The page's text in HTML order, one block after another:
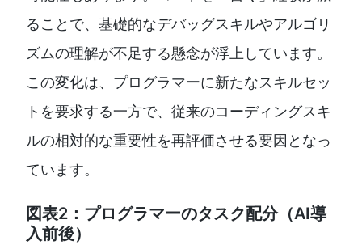
ることで、基礎的なデバッグスキルやアルゴリ
ズムの理解が不足する懸念が浮上しています。
この変化は、プログラマーに新たなスキルセッ
トを要求する一方で、従来のコーディングスキ
ルの相対的な重要性を再評価させる要因となっ
ています。
図表2：プログラマーのタスク配分（AI導
入前後）